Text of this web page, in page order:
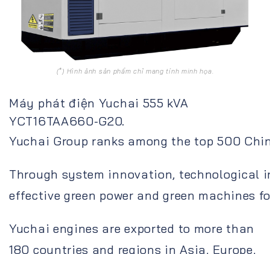
(*) Hình ảnh sản phẩm chỉ mang tính minh họa.
Máy phát điện Yuchai 555 kVA
YCT16TAA660-G20.
Yuchai Group ranks among the top 500
Through system innovation, technological
effective green power and green machines
Yuchai engines are exported to more than
180 countries and regions in Asia, Europe,